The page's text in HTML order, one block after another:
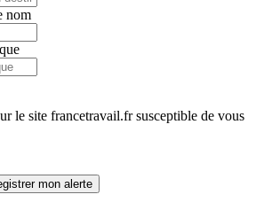
nom
le site francetravail.fr susceptible de vous
mon alerte